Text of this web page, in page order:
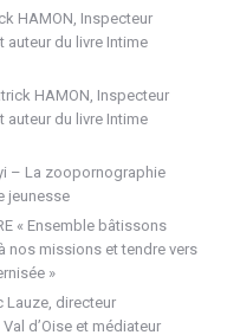
HAMON, Inspecteur
auteur du livre Intime
HAMON, Inspecteur
auteur du livre Intime
– La zoopornographie
jeunesse
« Ensemble bâtissons
nos missions et tendre vers
»
Lauze, directeur
d’Oise et médiateur